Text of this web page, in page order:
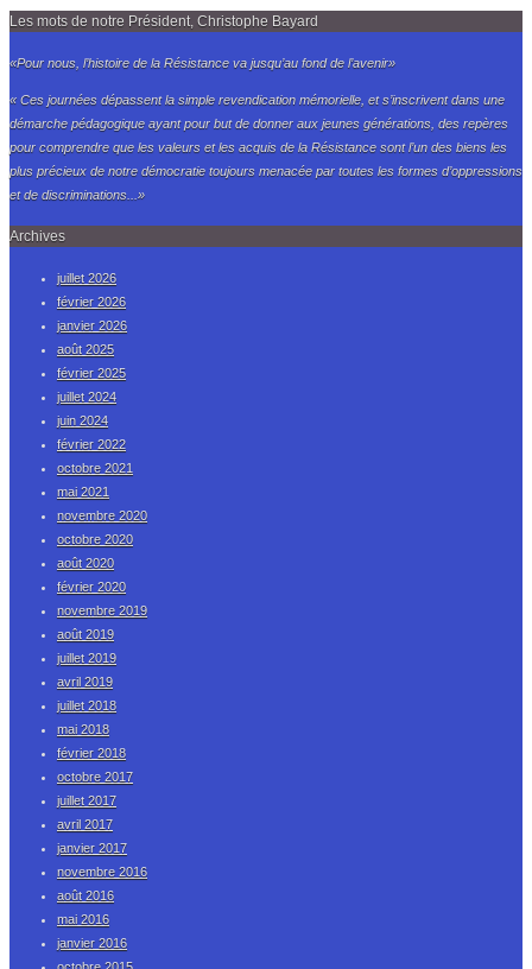
Les mots de notre Président, Christophe Bayard
«Pour nous, l’histoire de la Résistance va jusqu’au fond de l’avenir»
« Ces journées dépassent la simple revendication mémorielle, et s’inscrivent dans une
démarche pédagogique ayant pour but de donner aux jeunes générations, des repères
pour comprendre que les valeurs et les acquis de la Résistance sont l’un des biens les
plus précieux de notre démocratie toujours menacée par toutes les formes d’oppressions
et de discriminations...»
Archives
juillet 2026
février 2026
janvier 2026
août 2025
février 2025
juillet 2024
juin 2024
février 2022
octobre 2021
mai 2021
novembre 2020
octobre 2020
août 2020
février 2020
novembre 2019
août 2019
juillet 2019
avril 2019
juillet 2018
mai 2018
février 2018
octobre 2017
juillet 2017
avril 2017
janvier 2017
novembre 2016
août 2016
mai 2016
janvier 2016